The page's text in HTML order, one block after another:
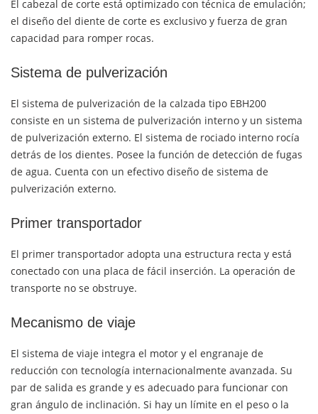
El cabezal de corte está optimizado con técnica de emulación;
el diseño del diente de corte es exclusivo y fuerza de gran
capacidad para romper rocas.
Sistema de pulverización
El sistema de pulverización de la calzada tipo EBH200
consiste en un sistema de pulverización interno y un sistema
de pulverización externo. El sistema de rociado interno rocía
detrás de los dientes. Posee la función de detección de fugas
de agua. Cuenta con un efectivo diseño de sistema de
pulverización externo.
Primer transportador
El primer transportador adopta una estructura recta y está
conectado con una placa de fácil inserción. La operación de
transporte no se obstruye.
Mecanismo de viaje
El sistema de viaje integra el motor y el engranaje de
reducción con tecnología internacionalmente avanzada. Su
par de salida es grande y es adecuado para funcionar con
gran ángulo de inclinación. Si hay un límite en el peso o la